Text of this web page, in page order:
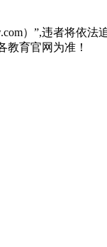
）”,违者将依法
教育官网为准！